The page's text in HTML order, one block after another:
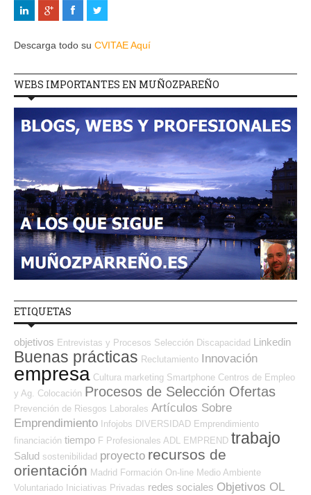
Descarga todo su CVITAE Aquí
WEBS IMPORTANTES EN MUÑOZPAREÑO
ETIQUETAS
objetivos Entrevistas y Procesos Selección Discapacidad Linkedin
Buenas prácticas Reclutamiento Innovación
empresa Cultura marketing Smartphone Centros de Empleo
y Ag. Colocación Procesos de Selección Ofertas
Prevención de Riesgos Laborales Artículos Sobre
Emprendimiento Infojobs DIVERSIDAD Emprendimiento
financiación tiempo F Profesionales ADL EMPREND trabajo
Salud sostenibilidad proyecto recursos de
orientación Madrid Formación On-line Medio Ambiente
Voluntariado Iniciativas Privadas redes sociales Objetivos OL